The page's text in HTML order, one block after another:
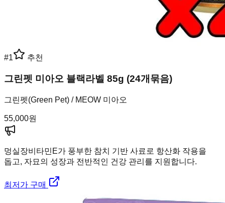
#1 추천
그린펫 미아오 블랙라벨 85g (24개묶음)
그린펫(Green Pet) / MEOW 미아오
55,000원
멍실장비타민E가 풍부한 참치 기반 사료로 항산화 작용을
돕고, 자묘의 성장과 전반적인 건강 관리를 지원합니다.
최저가 구매